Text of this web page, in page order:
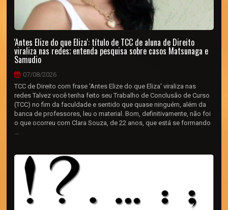
'Antes Elize do que Eliza': título de TCC de aluna de Direito
viraliza nas redes; entenda pesquisa sobre casos Matsunaga e
Samudio
07/08/2026
TCC de Direito com frase 'Antes Elize do que Eliza' viraliza nas
redes Talvez você tenha feito seu Trabalho de Conclusão de Curso
(TCC) no fim da faculdade e sentido que quase ninguém, além da
banca de professores, leu o material. Bom, definitivamente, não foi
o que ocorreu com Clara Souza, de 22 anos, que está se formando
...